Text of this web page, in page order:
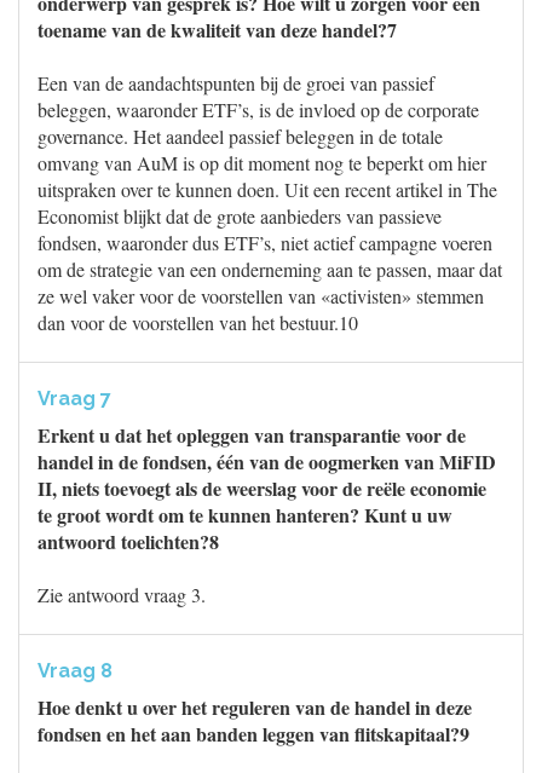
toename van de kwaliteit van deze handel?7
Een van de aandachtspunten bij de groei van passief
beleggen, waaronder ETF’s, is de invloed op de corporate
governance. Het aandeel passief beleggen in de totale
omvang van AuM is op dit moment nog te beperkt om hier
uitspraken over te kunnen doen. Uit een recent artikel in The
Economist blijkt dat de grote aanbieders van passieve
fondsen, waaronder dus ETF’s, niet actief campagne voeren
om de strategie van een onderneming aan te passen, maar dat
ze wel vaker voor de voorstellen van «activisten» stemmen
dan voor de voorstellen van het bestuur.10
Vraag 7
Erkent u dat het opleggen van transparantie voor de
handel in de fondsen, één van de oogmerken van MiFID
II, niets toevoegt als de weerslag voor de reële economie
te groot wordt om te kunnen hanteren? Kunt u uw
antwoord toelichten?8
Zie antwoord vraag 3.
Vraag 8
Hoe denkt u over het reguleren van de handel in deze
fondsen en het aan banden leggen van flitskapitaal?9